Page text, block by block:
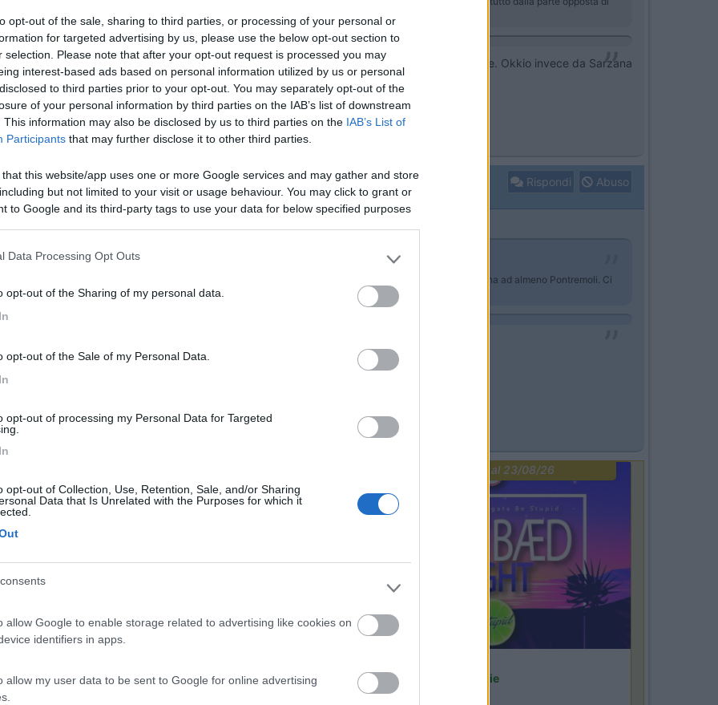
opt-out of the sale, sharing to third parties, or processing of your personal or
for targeted advertising by us, please use the below opt-out section to
selection. Please note that after your opt-out request is processed you may
interest-based ads based on personal information utilized by us or personal
to third parties prior to your opt-out. You may separately opt-out of the
of your personal information by third parties on the IAB’s list of downstream
This information may also be disclosed by us to third parties on the IAB’s List of
Participants that may further disclose it to other third parties.
that this website/app uses one or more Google services and may gather and store
but not limited to your visit or usage behaviour. You may click to grant or
to Google and its third-party tags to use your data for below specified purposes
Data Processing Opt Outs
opt-out of the Sharing of my personal data.
opt-out of the Sale of my Personal Data.
opt-out of processing my Personal Data for Targeted
opt-out of Collection, Use, Retention, Sale, and/or Sharing
Data that Is Unrelated with the Purposes for which it
allow Google to enable storage related to advertising like cookies on
identifiers in apps.
allow my user data to be sent to Google for online advertising
Pisa su statale senza traffico. Sia normale che con tratti di superstrada. Non ricordo il nome. Okkio invece da Sarzana
Rispondi Abuso
statale senza traffico. Sia normale che con tratti di superstrada. Non ricordo il nome. Okkio invece da Sarzana ad almeno Pontremoli. Ci
bella passeggiata
opposta di dove va la massa!!!"
Area Sosta Camper Orobie
fino al 23/08/26
Area Sosta Camper Orobie
Ardesio